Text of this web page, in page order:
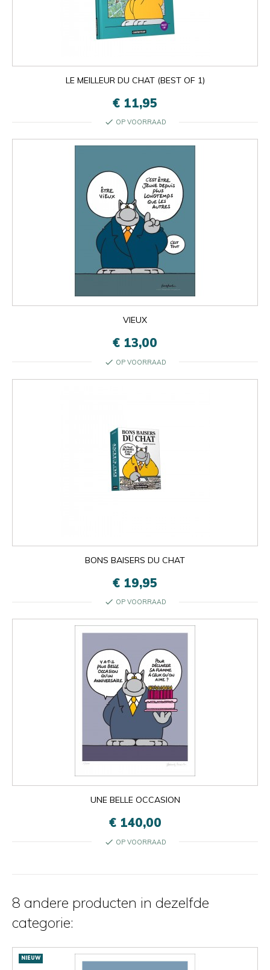
LE MEILLEUR DU CHAT (BEST OF 1)
€ 11,95
check OP VOORRAAD
VIEUX
€ 13,00
check OP VOORRAAD
BONS BAISERS DU CHAT
€ 19,95
check OP VOORRAAD
UNE BELLE OCCASION
€ 140,00
check OP VOORRAAD
8 andere producten in dezelfde
categorie:
NIEUW